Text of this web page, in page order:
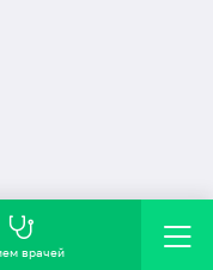
врачей